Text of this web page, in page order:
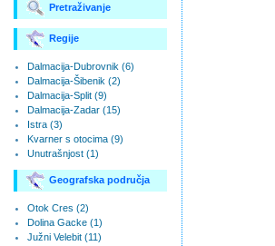
Pretraživanje
Regije
Dalmacija-Dubrovnik (6)
Dalmacija-Šibenik (2)
Dalmacija-Split (9)
Dalmacija-Zadar (15)
Istra (3)
Kvarner s otocima (9)
Unutrašnjost (1)
Geografska područja
Otok Cres (2)
Dolina Gacke (1)
Južni Velebit (11)